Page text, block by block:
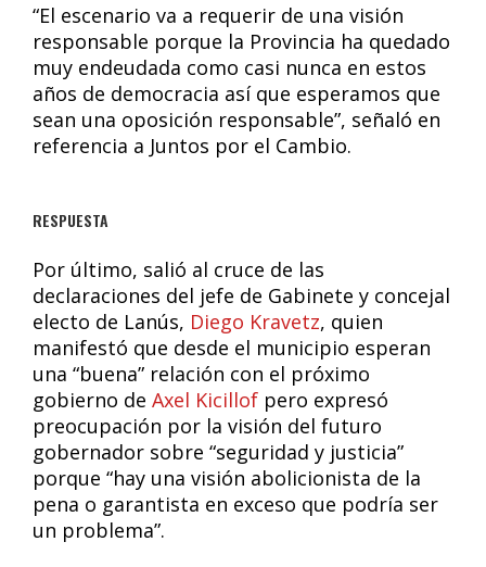
“El escenario va a requerir de una visión
responsable porque la Provincia ha quedado
muy endeudada como casi nunca en estos
años de democracia así que esperamos que
sean una oposición responsable”, señaló en
referencia a Juntos por el Cambio.
RESPUESTA
Por último, salió al cruce de las
declaraciones del jefe de Gabinete y concejal
electo de Lanús, Diego Kravetz, quien
manifestó que desde el municipio esperan
una “buena” relación con el próximo
gobierno de Axel Kicillof pero expresó
preocupación por la visión del futuro
gobernador sobre “seguridad y justicia”
porque “hay una visión abolicionista de la
pena o garantista en exceso que podría ser
un problema”.